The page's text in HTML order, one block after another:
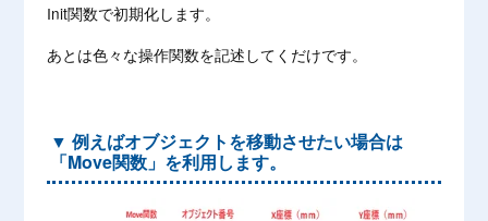
Init関数で初期化します。
あとは色々な操作関数を記述してくだけです。
▼ 例えばオブジェクトを移動させたい場合は
「Move関数」を利用します。